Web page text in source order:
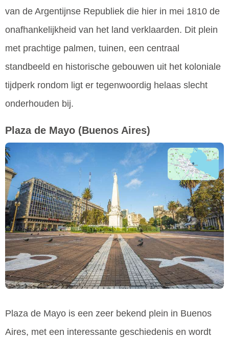
van de Argentijnse Republiek die hier in mei 1810 de
onafhankelijkheid van het land verklaarden. Dit plein
met prachtige palmen, tuinen, een centraal
standbeeld en historische gebouwen uit het koloniale
tijdperk rondom ligt er tegenwoordig helaas slecht
onderhouden bij.
Plaza de Mayo (Buenos Aires)
Plaza de Mayo is een zeer bekend plein in Buenos
Aires, met een interessante geschiedenis en wordt